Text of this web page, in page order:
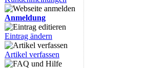
Anmeldung
Eintrag ändern
Artikel verfassen